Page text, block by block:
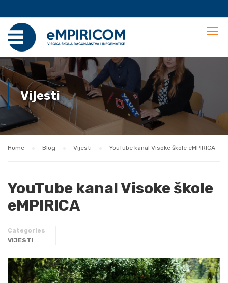
Vijesti
Home Blog Vijesti YouTube kanal Visoke škole eMPIRICA
YouTube kanal Visoke škole
eMPIRICA
Categories
VIJESTI